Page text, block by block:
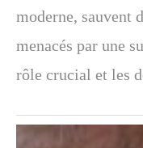
moderne, sauvent
menacés par une
rôle crucial et les